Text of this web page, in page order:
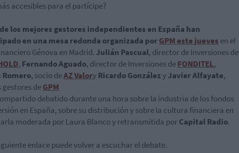
accesibles para el partícipe?
los mejores gestores independientes en España han
en una mesa redonda organizada porGPM este jueves en el
Génova en Madrid. Julián Pascual, director de Inversiones de
, Fernando Aguado, director de Inversiones deFONDITEL,
Romero, socio deAZ ValoryRicardo GonzálezyJavier Alfayate,
gestores deGPM
debatido durante una hora sobre la industria de los fondos
en España, sobre su distribución y sobre la cultura financiera en
moderada por Laura Blanco y retransmitida porCapital Radio.
enlace puede volver a escuchar el debate.